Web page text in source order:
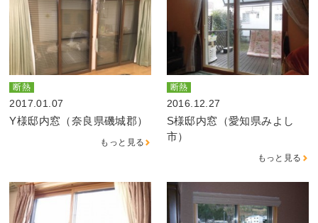
断熱
2017.01.07
Y様邸内窓（奈良県磯城郡）
もっと見る
断熱
2016.12.27
S様邸内窓（愛知県みよし
市）
もっと見る